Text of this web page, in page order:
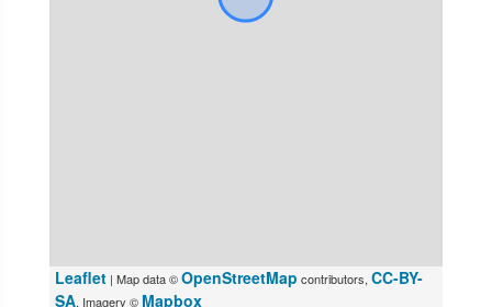
Leaflet | Map data ©OpenStreetMap contributors, CC-BY-
SA, Imagery © Mapbox